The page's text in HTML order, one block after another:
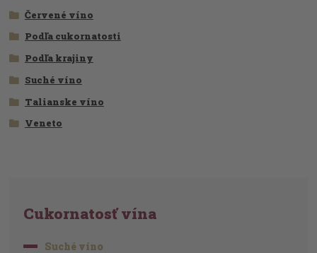
Červené víno
Podľa cukornatosti
Podľa krajiny
Suché víno
Talianske víno
Veneto
Cukornatosť vína
Suché víno